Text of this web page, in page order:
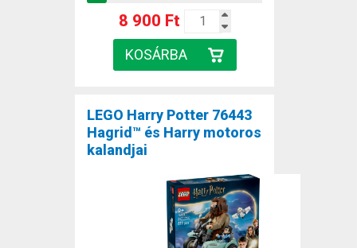
8 900 Ft
LEGO Harry Potter 76443
Hagrid™ és Harry motoros
kalandjai